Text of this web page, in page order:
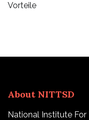
Vorteile
About NITTSD
National Institute For